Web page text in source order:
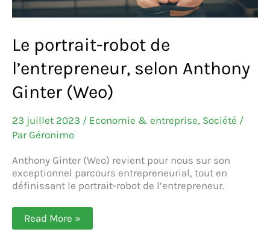
Le portrait-robot de
l’entrepreneur, selon Anthony
Ginter (Weo)
23 juillet 2023 / Economie & entreprise, Société /
Par Géronimo
Anthony Ginter (Weo) revient pour nous sur son
exceptionnel parcours entrepreneurial, tout en
définissant le portrait-robot de l’entrepreneur.
Le
portrait-
Read More »